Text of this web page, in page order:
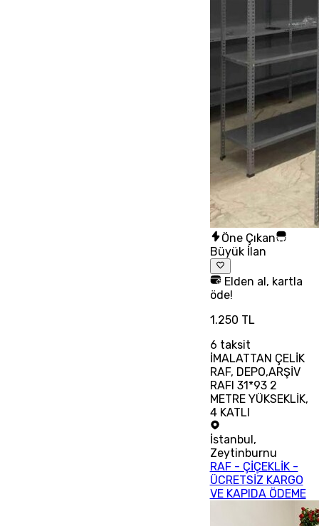
Öne Çıkan
Büyük İlan
Elden al, kartla
öde!
1.250 TL
6 taksit
İMALATTAN ÇELİK
RAF, DEPO,ARŞİV
RAFI 31*93 2
METRE YÜKSEKLİK,
4 KATLI
İstanbul ,
Zeytinburnu
RAF - ÇİÇEKLİK -
ÜCRETSİZ KARGO
VE KAPIDA ÖDEME